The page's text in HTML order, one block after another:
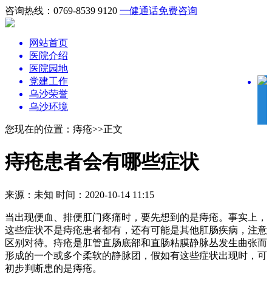
咨询热线：0769-8539 9120 一健通话免费咨询
网站首页
医院介绍
医院园地
党建工作
乌沙荣誉
乌沙环境
您现在的位置：痔疮>>正文
痔疮患者会有哪些症状
来源：未知 时间：2020-10-14 11:15
当出现便血、排便肛门疼痛时，要先想到的是痔疮。事实上，
这些症状不是痔疮患者都有，还有可能是其他肛肠疾病，注意
区别对待。痔疮是肛管直肠底部和直肠粘膜静脉丛发生曲张而
形成的一个或多个柔软的静脉团，假如有这些症状出现时，可
初步判断患的是痔疮。